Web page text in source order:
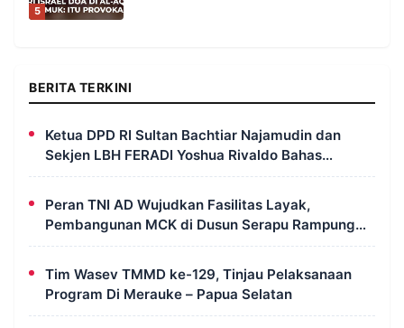
5
BERITA TERKINI
Ketua DPD RI Sultan Bachtiar Najamudin dan
Sekjen LBH FERADI Yoshua Rivaldo Bahas
Geopolitik dan Supremasi Hukum
Peran TNI AD Wujudkan Fasilitas Layak,
Pembangunan MCK di Dusun Serapu Rampung
Dikerjakan
Tim Wasev TMMD ke-129, Tinjau Pelaksanaan
Program Di Merauke – Papua Selatan